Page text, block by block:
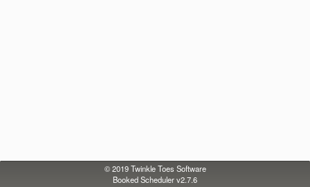
© 2019Twinkle Toes Software
Booked Scheduler v2.7.6